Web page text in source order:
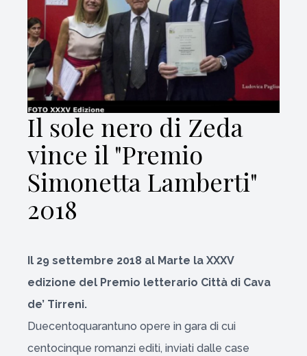
Il sole nero di Zeda
vince il "Premio
Simonetta Lamberti"
2018
Il 29 settembre 2018 al Marte la XXXV
edizione del Premio letterario Città di Cava
de’ Tirreni.
Duecentoquarantuno opere in gara di cui
centocinque romanzi editi, inviati dalle case